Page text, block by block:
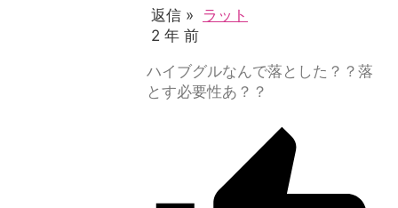
返信 » ラット
2 年 前
ハイブグルなんで落とした？？落
とす必要性あ？？